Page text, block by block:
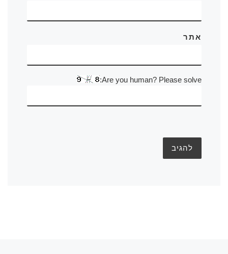
אתר
Are you human? Please solve: